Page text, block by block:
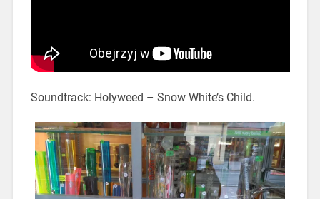
Soundtrack: Holyweed – Snow White’s Child.